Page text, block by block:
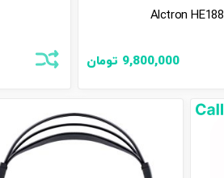
Alctron HE188
9,800,000 تومان